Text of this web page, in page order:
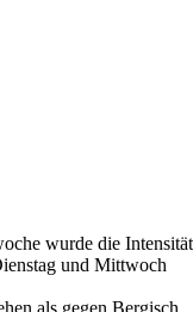
wurde die Intensität
und Mittwoch
als gegen Bergisch